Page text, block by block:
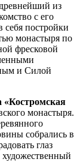
из
с его
постройки
монастыря по
фресковой
и Силой
«Костромская
монастыря.
собрались в
глаз
художественный